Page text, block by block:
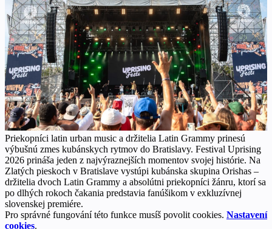
Priekopníci latin urban music a držitelia Latin Grammy prinesú
výbušnú zmes kubánskych rytmov do Bratislavy. Festival Uprising
2026 prináša jeden z najvýraznejších momentov svojej histórie. Na
Zlatých pieskoch v Bratislave vystúpi kubánska skupina Orishas –
držitelia dvoch Latin Grammy a absolútni priekopníci žánru, ktorí sa
po dlhých rokoch čakania predstavia fanúšikom v exkluzívnej
slovenskej premiére.
Pro správné fungování této funkce musíš povolit cookies. Nastavení
cookies.